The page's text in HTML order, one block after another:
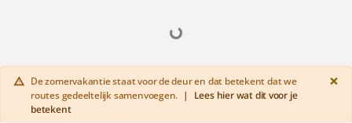
warning De zomervakantie staat voor de deur en dat betekent dat we
routes gedeeltelijk samenvoegen. |
Lees hier wat dit voor je
betekent
×